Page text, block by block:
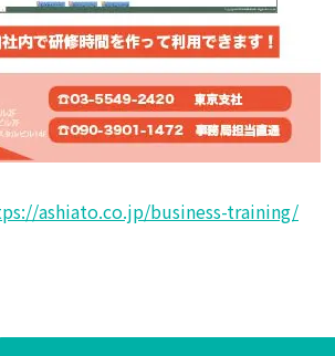
ashiato.co.jp/business-training/